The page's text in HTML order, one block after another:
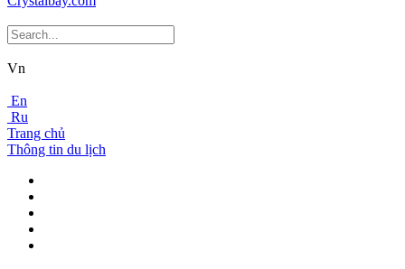
Vn
En
Ru
Trang chủ
Thông tin du lịch